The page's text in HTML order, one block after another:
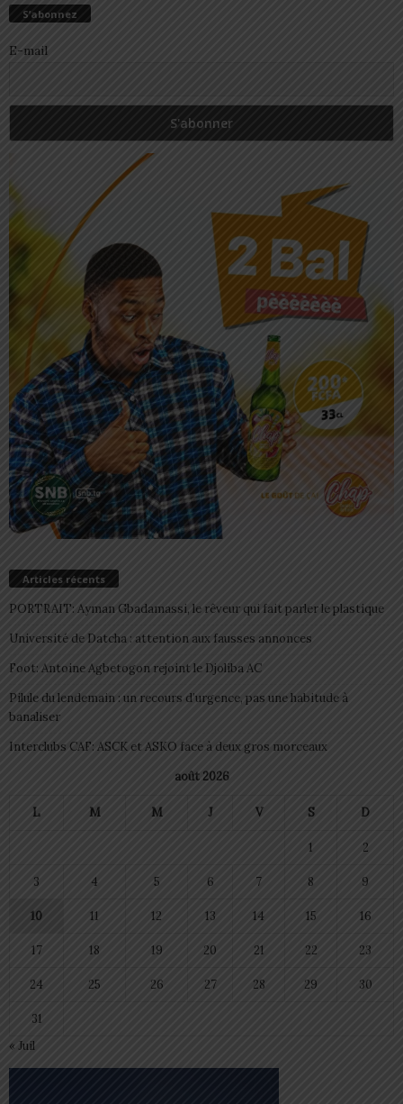
S’abonnez
E-mail
Articles récents
PORTRAIT: Ayman Gbadamassi, le rêveur qui fait parler le plastique
Université de Datcha : attention aux fausses annonces
Foot: Antoine Agbetogon rejoint le Djoliba AC
Pilule du lendemain : un recours d’urgence, pas une habitude à
banaliser
Interclubs CAF: ASCK et ASKO face à deux gros morceaux
août 2026
L M M J V S D
1 2
3 4 5 6 7 8 9
10 11 12 13 14 15 16
17 18 19 20 21 22 23
24 25 26 27 28 29 30
31
« Juil